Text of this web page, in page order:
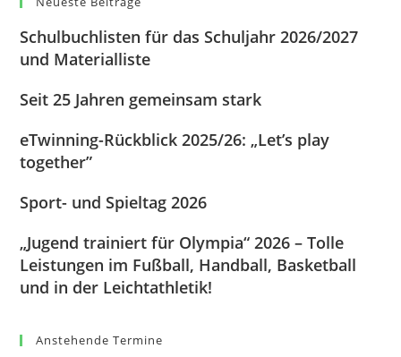
Schulbuchlisten für das Schuljahr 2026/2027
und Materialliste
Seit 25 Jahren gemeinsam stark
eTwinning-Rückblick 2025/26: „Let’s play
together”
Sport- und Spieltag 2026
„Jugend trainiert für Olympia“ 2026 – Tolle
Leistungen im Fußball, Handball, Basketball
und in der Leichtathletik!
Anstehende Termine